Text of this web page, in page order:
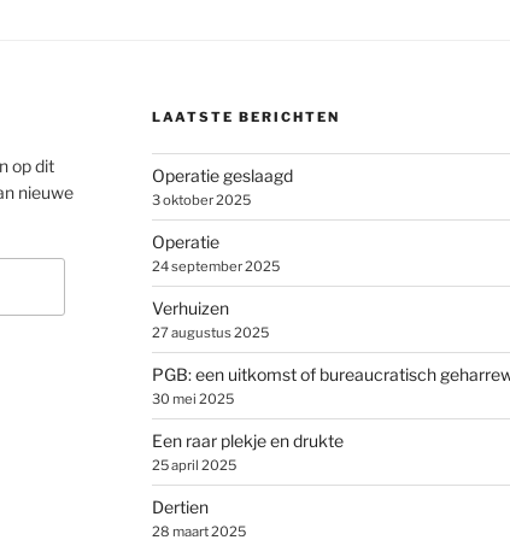
op dit
nieuwe
LAATSTE BERICHTEN
Operatie geslaagd
3 oktober 2025
Operatie
24 september 2025
Verhuizen
27 augustus 2025
PGB: een uitkomst of bureaucratisch
30 mei 2025
Een raar plekje en drukte
25 april 2025
Dertien
28 maart 2025